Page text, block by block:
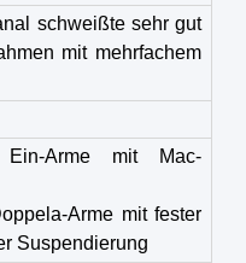
schweißte sehr gut
mit mehrfachem
Ein-Arme mit Mac-
Arme mit fester
Suspendierung